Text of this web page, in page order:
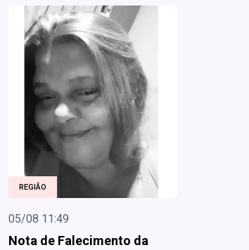
REGIÃO
05/08 11:49
Nota de Falecimento da